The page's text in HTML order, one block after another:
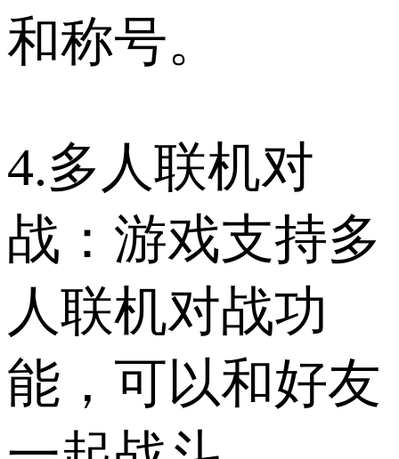
和称号。
4.多人联机对
战：游戏支持多
人联机对战功
能，可以和好友